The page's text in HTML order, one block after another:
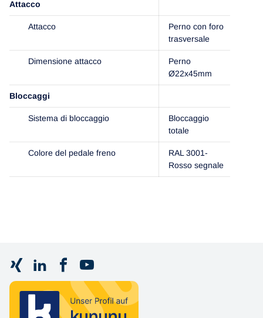
Attacco
Attacco
Perno con foro
trasversale
Dimensione attacco
Perno
Ø22x45mm
Bloccaggi
Sistema di bloccaggio
Bloccaggio
totale
Colore del pedale freno
RAL 3001-
Rosso segnale